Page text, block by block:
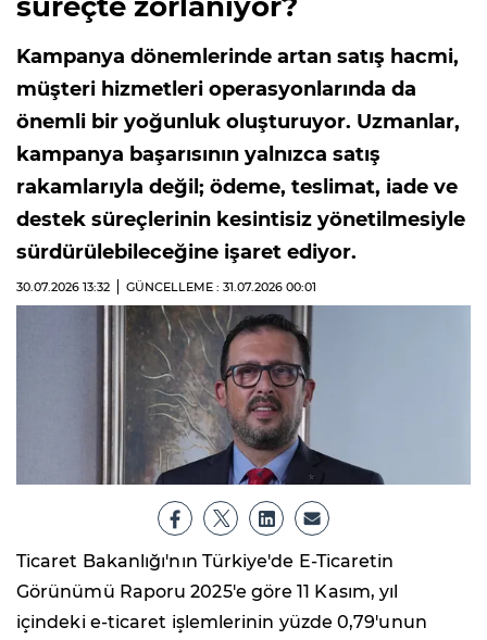
Kampanya dönemlerinde artan satış hacmi,
müşteri hizmetleri operasyonlarında da
önemli bir yoğunluk oluşturuyor. Uzmanlar,
kampanya başarısının yalnızca satış
rakamlarıyla değil; ödeme, teslimat, iade ve
destek süreçlerinin kesintisiz yönetilmesiyle
sürdürülebileceğine işaret ediyor.
30.07.2026 13:32 GÜNCELLEME : 31.07.2026 00:01
Ticaret Bakanlığı'nın Türkiye'de E-Ticaretin
Görünümü Raporu 2025'e göre 11 Kasım, yıl
içindeki e-ticaret işlemlerinin yüzde 0,79'unun